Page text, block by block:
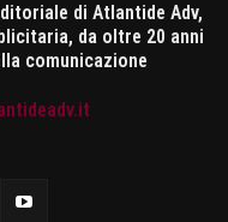
di Atlantide Adv,
da oltre 20 anni
comunicazione